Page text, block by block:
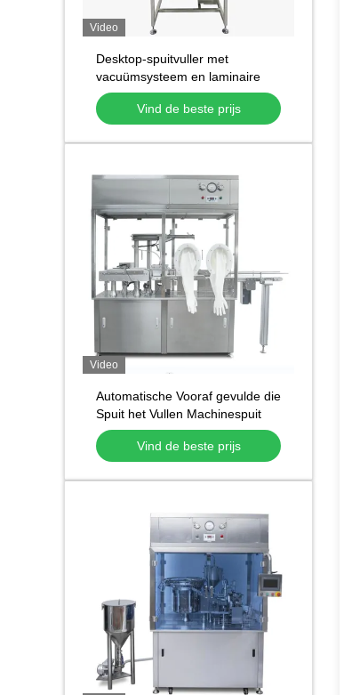
Video
Desktop-spuitvuller met
vacuümsysteem en laminaire
stromingsbescherming
Vind de beste prijs
Video
Automatische Vooraf gevulde die
Spuit het Vullen Machinespuit
voor Tandpatroon Vloeibaar Gel
vooraf wordt gevuld
Vind de beste prijs